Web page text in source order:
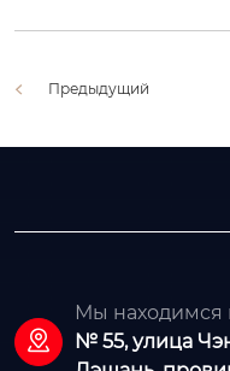
Предыдущий

Мы находимся
№ 55, улица